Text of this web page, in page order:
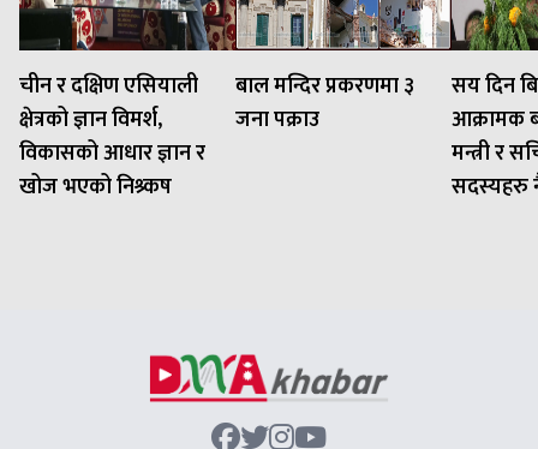
चीन र दक्षिण एसियाली
क्षेत्रको ज्ञान विमर्श,
विकासको आधार ज्ञान र
खोज भएको निश्र्कष
बाल मन्दिर प्रकरणमा ३
जना पक्राउ
सय दिन
आक्रामक
मन्त्री र
सदस्यहरु